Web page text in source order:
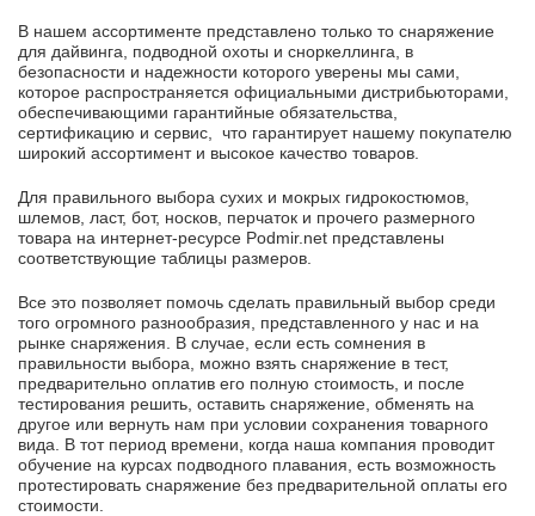
В нашем ассортименте представлено только то снаряжение
для дайвинга, подводной охоты и сноркеллинга, в
безопасности и надежности которого уверены мы сами,
которое распространяется официальными дистрибьюторами,
обеспечивающими гарантийные обязательства,
сертификацию и сервис, что гарантирует нашему покупателю
широкий ассортимент и высокое качество товаров.
Для правильного выбора сухих и мокрых гидрокостюмов,
шлемов, ласт, бот, носков, перчаток и прочего размерного
товара на интернет-ресурсе Podmir.net представлены
соответствующие таблицы размеров.
Все это позволяет помочь сделать правильный выбор среди
того огромного разнообразия, представленного у нас и на
рынке снаряжения. В случае, если есть сомнения в
правильности выбора, можно взять снаряжение в тест,
предварительно оплатив его полную стоимость, и после
тестирования решить, оставить снаряжение, обменять на
другое или вернуть нам при условии сохранения товарного
вида. В тот период времени, когда наша компания проводит
обучение на курсах подводного плавания, есть возможность
протестировать снаряжение без предварительной оплаты его
стоимости.